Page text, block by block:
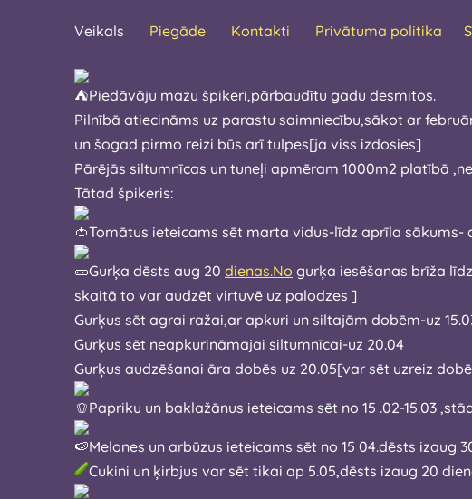
Veikals Piegāde Kontakti Privātuma politika
Piedāvāju mazu špikeri,pārbaudītu gadu desmitos.
Pilnībā atiecināms uz parastu saimniecību,sākot ar
un šogad pirmo reizi būs arī tulpes[ja viss izdosies]
Pārējās siltumnīcas un tuneļi apmēram 1000m2 platībā
Tātad špikeris:
Tomātus ieteicams sēt marta vidus-līdz aprīla
Gurķa dēsts aug 20 dienas.No gurķa iesēšanas brīža līdz gatavam pirmajam gurķim, ir
skaitā to var audzēt virtuvē uz palodzes ]
Gurķus sēt agrai ražai,ar apkuri un siltajām dobēm-uz
Gurķus sēt neapkurināmajai siltumnīcai-uz 20.04
Gurķus audzēšanai āra dobēs uz 20.05[var sēt uzreiz
Papriku un baklažānus ieteicams sēt no 15 .02-15.03
Melones un arbūzus ieteicams sēt no 15 04.dēsts
Cukini un ķirbjus var sēt tikai ap 5.05,dēsts izaug 20